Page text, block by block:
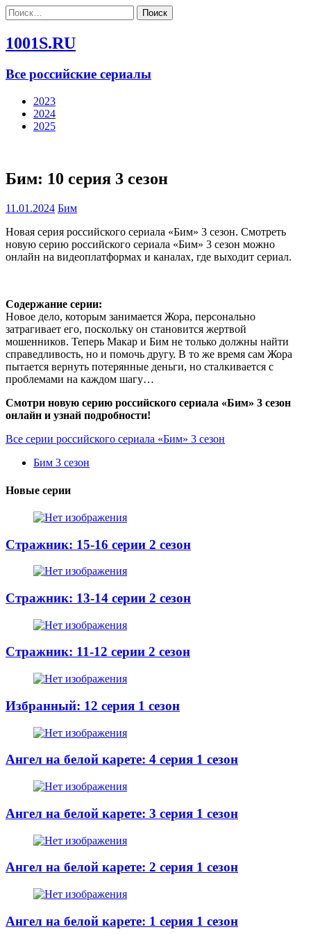
Найти:
1001S.RU
Все российские сериалы
2023
2024
2025
Бим: 10 серия 3 сезон
11.01.2024 Бим
Новая серия российского сериала «Бим» 3 сезон. Смотреть
новую серию российского сериала «Бим» 3 сезон можно
онлайн на видеоплатформах и каналах, где выходит сериал.
Содержание серии:
Новое дело, которым занимается Жора, персонально
затрагивает его, поскольку он становится жертвой
мошенников. Теперь Макар и Бим не только должны найти
справедливость, но и помочь другу. В то же время сам Жора
пытается вернуть потерянные деньги, но сталкивается с
проблемами на каждом шагу…
Смотри новую серию российского сериала «Бим» 3 сезон
онлайн и узнай подробности!
Все серии российского сериала «Бим» 3 сезон
Бим 3 сезон
Новые серии
Стражник: 15-16 серии 2 сезон
Стражник: 13-14 серии 2 сезон
Стражник: 11-12 серии 2 сезон
Избранный: 12 серия 1 сезон
Ангел на белой карете: 4 серия 1 сезон
Ангел на белой карете: 3 серия 1 сезон
Ангел на белой карете: 2 серия 1 сезон
Ангел на белой карете: 1 серия 1 сезон